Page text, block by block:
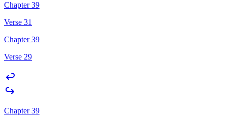
Chapter 39
Verse 31
Chapter 39
Verse 29
Chapter 39